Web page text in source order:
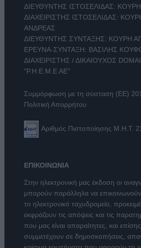
ΔΙΕΥΘΥΝΤΗΣ ΙΣΤΟΣΕΛΙΔΑΣ:
ΔΙΑΧΕΙΡΙΣΤΗΣ ΙΣΤΟΣΕΛΙΔΑΣ:
ΑΝΔΡΕΑΣ
ΔΙΕΥΘΥΝΤΗΣ ΣΥΝΤΑΞΗΣ: ΚΟΥΡΗ
ΕΡΕΥΝΑ-ΣΥΝΤΑΞΗ: ΒΑΣΙΛΗΣ
ΔΙΑΧΕΙΡΙΣΤΗΣ / ΔΙΚΑΙΟΥΧΟΣ
"Ρ.Η.Ε.Μ.Ε ΑΕ"
Συμμόρφωση με τη σύσταση (ΕΕ)
Πολιτική Απορρήτου
Αριθμός Πιστοποίησης Μ.Η.Τ.
ΕΠΙΚΟΙΝΩΝΙΑ
Στην ηλεκτρονική μας έκδοση οι
μπορούν παράλληλα να
το ηλεκτρονικό ταχυδρομείο,
εκφράζουν τις απόψεις και τις
που μας είναι απαραίτητες, και
συμμετέχουν σε δημοσκοπήσεις,